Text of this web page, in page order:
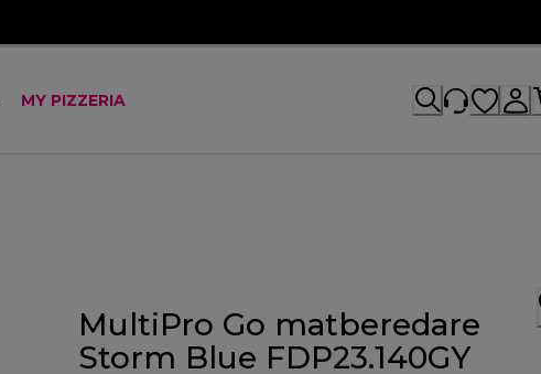
MY PIZZERIA
MultiPro Go matberedare
Storm Blue FDP23.140GY